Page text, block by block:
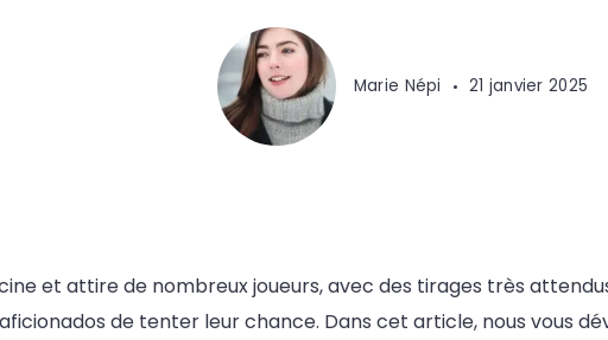
Marie Népi 21 janvier 2025
et attire de nombreux joueurs, avec des tirages très
de tenter leur chance. Dans cet article, nous vous